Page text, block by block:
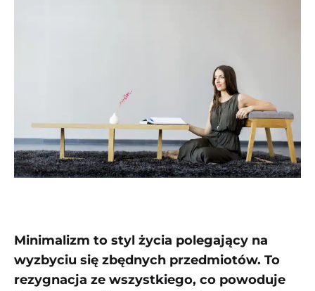
Minimalizm to styl życia polegający na
wyzbyciu się zbędnych przedmiotów. To
rezygnacja ze wszystkiego, co powoduje